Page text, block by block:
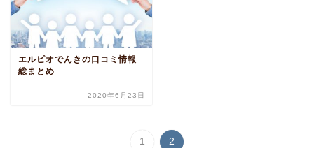
エルピオでんきの口コミ情報
総まとめ
2020年6月23日
1 2